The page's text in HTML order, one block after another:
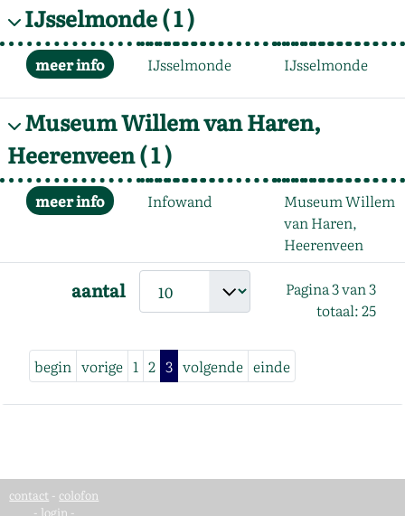
aantal
Pagina 3 van 3
totaal: 25
begin vorige 1 2 3 volgende einde
IJsselmonde( 1 )
IJsselmonde IJsselmonde
Museum Willem van Haren,
Heerenveen( 1 )
Infowand
Museum Willem
van Haren,
Heerenveen
contact - colofon
- login -